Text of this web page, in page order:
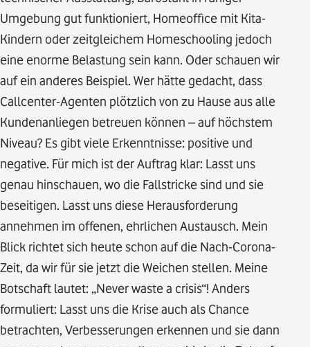
Umgebung gut funktioniert, Homeoffice mit Kita-
Kindern oder zeitgleichem Homeschooling jedoch
eine enorme Belastung sein kann. Oder schauen wir
auf ein anderes Beispiel. Wer hätte gedacht, dass
Callcenter-Agenten plötzlich von zu Hause aus alle
Kundenanliegen betreuen können – auf höchstem
Niveau? Es gibt viele Erkenntnisse: positive und
negative. Für mich ist der Auftrag klar: Lasst uns
genau hinschauen, wo die Fallstricke sind und sie
beseitigen. Lasst uns diese Herausforderung
annehmen im offenen, ehrlichen Austausch. Mein
Blick richtet sich heute schon auf die Nach-Corona-
Zeit, da wir für sie jetzt die Weichen stellen. Meine
Botschaft lautet: „Never waste a crisis“! Anders
formuliert: Lasst uns die Krise auch als Chance
betrachten, Verbesserungen erkennen und sie dann